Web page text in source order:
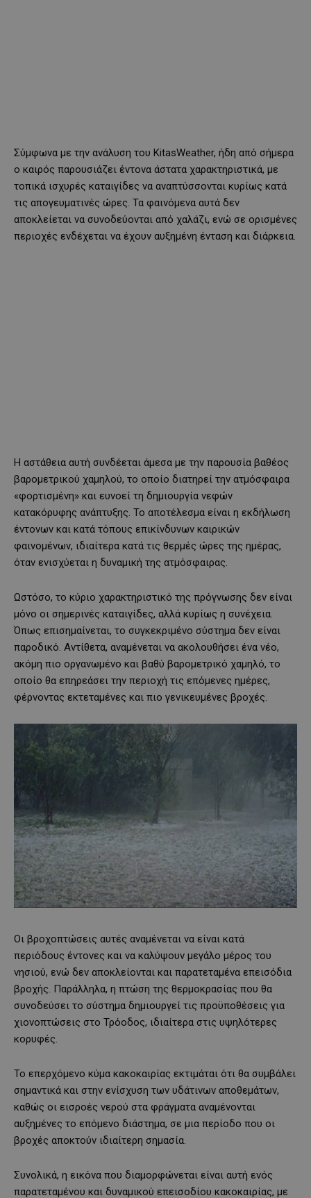
Σύμφωνα με την ανάλυση του KitasWeather, ήδη από σήμερα
ο καιρός παρουσιάζει έντονα άστατα χαρακτηριστικά, με
τοπικά ισχυρές καταιγίδες να αναπτύσσονται κυρίως κατά
τις απογευματινές ώρες. Τα φαινόμενα αυτά δεν
αποκλείεται να συνοδεύονται από χαλάζι, ενώ σε ορισμένες
περιοχές ενδέχεται να έχουν αυξημένη ένταση και διάρκεια.
Η αστάθεια αυτή συνδέεται άμεσα με την παρουσία βαθέος
βαρομετρικού χαμηλού, το οποίο διατηρεί την ατμόσφαιρα
«φορτισμένη» και ευνοεί τη δημιουργία νεφών
κατακόρυφης ανάπτυξης. Το αποτέλεσμα είναι η εκδήλωση
έντονων και κατά τόπους επικίνδυνων καιρικών
φαινομένων, ιδιαίτερα κατά τις θερμές ώρες της ημέρας,
όταν ενισχύεται η δυναμική της ατμόσφαιρας.
Ωστόσο, το κύριο χαρακτηριστικό της πρόγνωσης δεν είναι
μόνο οι σημερινές καταιγίδες, αλλά κυρίως η συνέχεια.
Όπως επισημαίνεται, το συγκεκριμένο σύστημα δεν είναι
παροδικό. Αντίθετα, αναμένεται να ακολουθήσει ένα νέο,
ακόμη πιο οργανωμένο και βαθύ βαρομετρικό χαμηλό, το
οποίο θα επηρεάσει την περιοχή τις επόμενες ημέρες,
φέρνοντας εκτεταμένες και πιο γενικευμένες βροχές.
Οι βροχοπτώσεις αυτές αναμένεται να είναι κατά
περιόδους έντονες και να καλύψουν μεγάλο μέρος του
νησιού, ενώ δεν αποκλείονται και παρατεταμένα επεισόδια
βροχής. Παράλληλα, η πτώση της θερμοκρασίας που θα
συνοδεύσει το σύστημα δημιουργεί τις προϋποθέσεις για
χιονοπτώσεις στο Τρόοδος, ιδιαίτερα στις υψηλότερες
κορυφές.
Το επερχόμενο κύμα κακοκαιρίας εκτιμάται ότι θα συμβάλει
σημαντικά και στην ενίσχυση των υδάτινων αποθεμάτων,
καθώς οι εισροές νερού στα φράγματα αναμένονται
αυξημένες το επόμενο διάστημα, σε μια περίοδο που οι
βροχές αποκτούν ιδιαίτερη σημασία.
Συνολικά, η εικόνα που διαμορφώνεται είναι αυτή ενός
παρατεταμένου και δυναμικού επεισοδίου κακοκαιρίας, με